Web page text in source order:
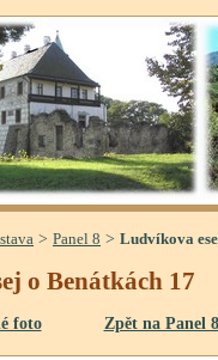
> Panel 8 > Ludvíkova
o Benátkách 17
foto Zpět na Panel 8